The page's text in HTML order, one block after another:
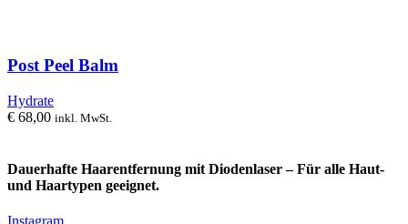
Post Peel Balm
Hydrate
€ 68,00 inkl. MwSt.
Dauerhafte Haarentfernung mit Diodenlaser – Für alle Haut-
und Haartypen geeignet.